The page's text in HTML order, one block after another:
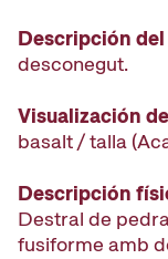
Descripción del
desconegut.
Visualización
basalt / talla
Descripción
Destral de
fusiforme amb